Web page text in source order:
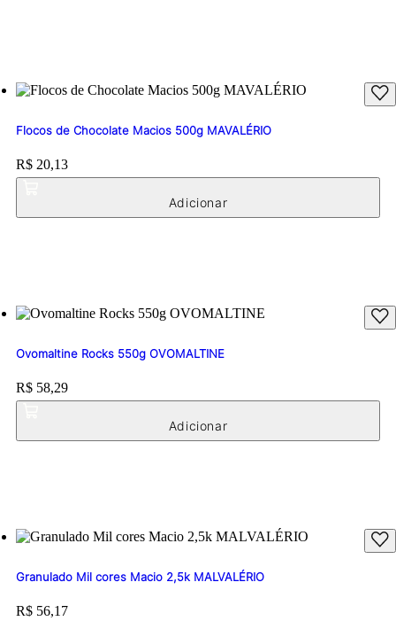
Flocos de Chocolate Macios 500g MAVALÉRIO
Price:
R$ 20,13
Ovomaltine Rocks 550g OVOMALTINE
Price:
R$ 58,29
Granulado Mil cores Macio 2,5k MALVALÉRIO
Price:
R$ 56,17